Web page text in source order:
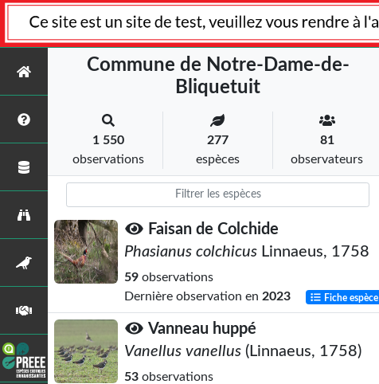
Commune de Notre-Dame-de-
Bliquetuit
1 550
observations
277
espèces
81
observateurs
Faisan de Colchide
Phasianus colchicus Linnaeus, 1758
59 observations
Dernière observation en 2023 Fiche espèce
Vanneau huppé
Vanellus vanellus (Linnaeus, 1758)
53 observations